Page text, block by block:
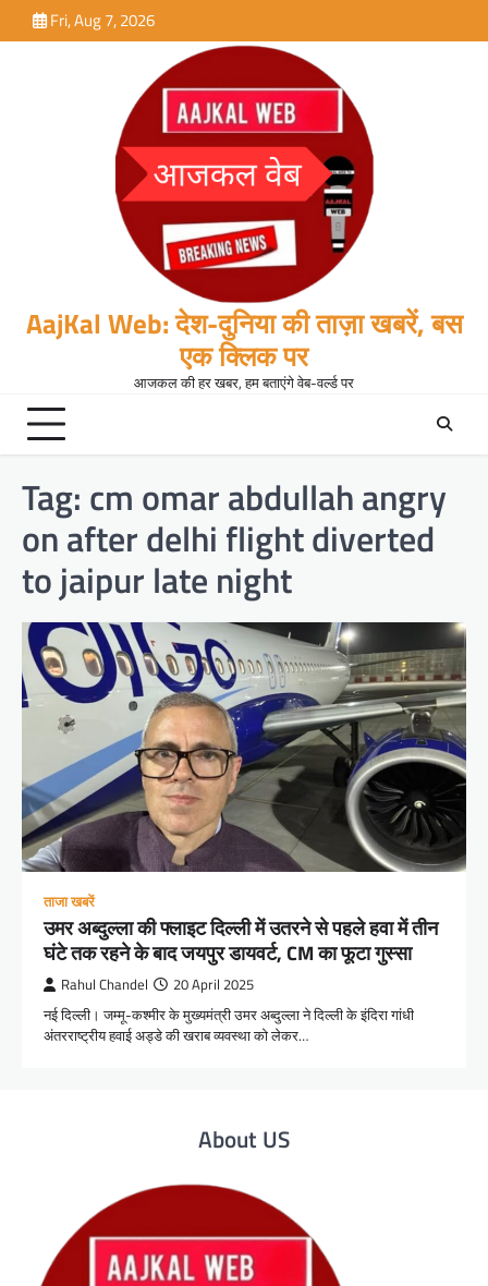
to
Fri, Aug 7, 2026
AajKal Web: देश-दुनिया की ताज़ा खबरें, बस
एक क्लिक पर
आजकल की हर खबर, हम बताएंगे वेब-वर्ल्ड पर
Tag: cm omar abdullah angry
on after delhi flight diverted
to jaipur late night
ताजा खबरें
उमर अब्दुल्ला की फ्लाइट दिल्ली में उतरने से पहले हवा में तीन
घंटे तक रहने के बाद जयपुर डायवर्ट, CM का फूटा गुस्सा
Rahul Chandel 20 April 2025
नई दिल्ली। जम्मू-कश्मीर के मुख्यमंत्री उमर अब्दुल्ला ने दिल्ली के इंदिरा गांधी
अंतरराष्ट्रीय हवाई अड्डे की खराब व्यवस्था को लेकर…
About US